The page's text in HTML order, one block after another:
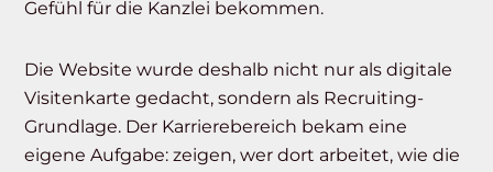
Gefühl für die Kanzlei bekommen.
Die Website wurde deshalb nicht nur als digitale
Visitenkarte gedacht, sondern als Recruiting-
Grundlage. Der Karrierebereich bekam eine
eigene Aufgabe: zeigen, wer dort arbeitet, wie die